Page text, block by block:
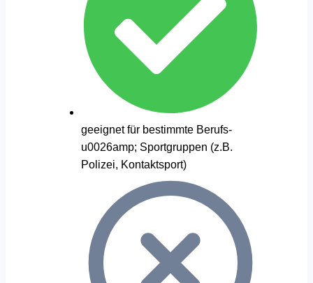
geeignet für bestimmte Berufs-
u0026amp; Sportgruppen (z.B.
Polizei, Kontaktsport)